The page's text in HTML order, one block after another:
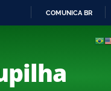
PARA
COMUNICA BR